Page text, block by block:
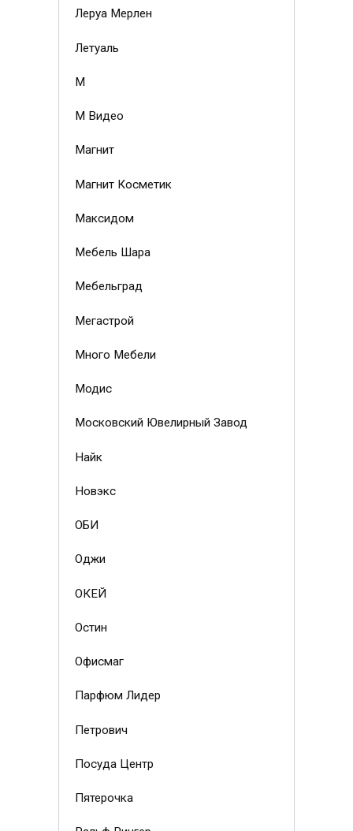
Леруа Мерлен
Летуаль
М
М Видео
Магнит
Магнит Косметик
Максидом
Мебель Шара
Мебельград
Мегастрой
Много Мебели
Модис
Московский Ювелирный Завод
Найк
Новэкс
ОБИ
Оджи
ОКЕЙ
Остин
Офисмаг
Парфюм Лидер
Петрович
Посуда Центр
Пятерочка